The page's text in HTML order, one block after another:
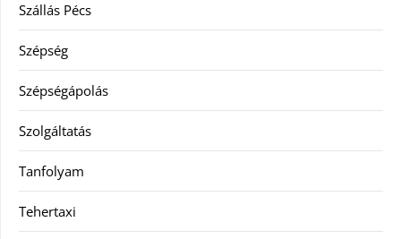
Szállás Pécs
Szépség
Szépségápolás
Szolgáltatás
Tanfolyam
Tehertaxi